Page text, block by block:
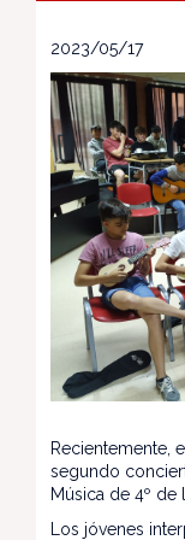
2023/05/17
Recientemente,
segundo
Música de 4º de
Los jóvenes